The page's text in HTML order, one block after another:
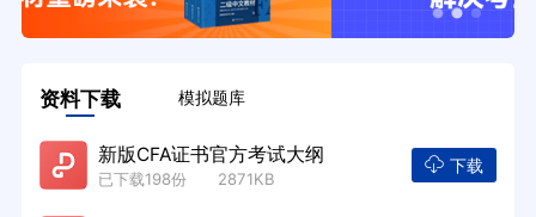
资料下载 模拟题库
新版CFA证书官方考试大纲
已下载198份 2871KB
下载